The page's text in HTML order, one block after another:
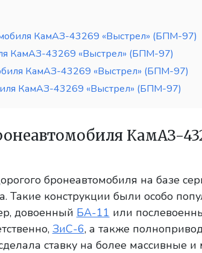
КамАЗ-43269 «Выстрел» (БПМ-97)
КамАЗ-43269 «Выстрел» (БПМ-97)
КамАЗ-43269 «Выстрел» (БПМ-97)
КамАЗ-43269 «Выстрел» (БПМ-97)
КамАЗ-
бронеавтомобиля на базе
Такие конструкции были особо
довоенный БА-11 или
ЗиС-6, а также
ставку на более массивные